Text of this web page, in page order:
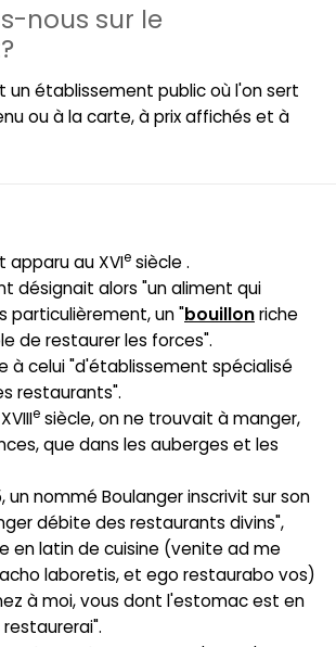
nous sur le
un établissement public où l'on sert
ou à la carte, à prix affichés et à
apparu au XVIe siècle .
désignait alors "un aliment qui
particulièrement, un "bouillonriche
de restaurer les forces".
à celui "d'établissement spécialisé
restaurants".
e siècle, on ne trouvait à manger,
que dans les auberges et les
un nommé Boulanger inscrivit sur son
débite des restaurants divins",
en latin de cuisine (venite ad me
laboretis, et ego restaurabo vos)
à moi, vous dont l'estomac est en